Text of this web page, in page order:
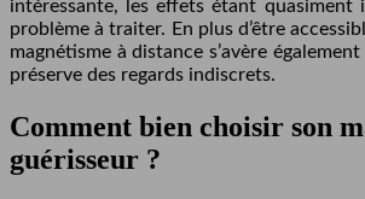
intéressante, les effets étant quasiment
problème à traiter. En plus d’être
magnétisme à distance s’avère
préserve des regards indiscrets.
Comment bien choisir son
guérisseur ?